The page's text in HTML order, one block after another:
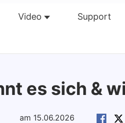
Video Support
es sich &
am 15.06.2026